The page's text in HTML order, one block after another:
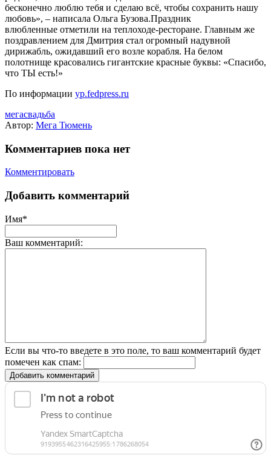
бесконечно люблю тебя и сделаю всё, чтобы сохранить нашу
любовь», – написала Ольга Бузова.Праздник
влюбленные отметили на теплоходе-ресторане. Главным же
поздравлением для Дмитрия стал огромный надувной
дирижабль, ожидавший его возле корабля. На белом
полотнище красовались гигантские красные буквы: «Спасибо,
что ТЫ есть!»
По информации yp.fedpress.ru
мегасвадьба
Автор: Мега Тюмень
Комментариев пока нет
Комментировать
Добавить комментарий
Имя*
Ваш комментарий:
Если вы что-то введете в это поле, то ваш комментарий будет
помечен как спам:
Добавить комментарий